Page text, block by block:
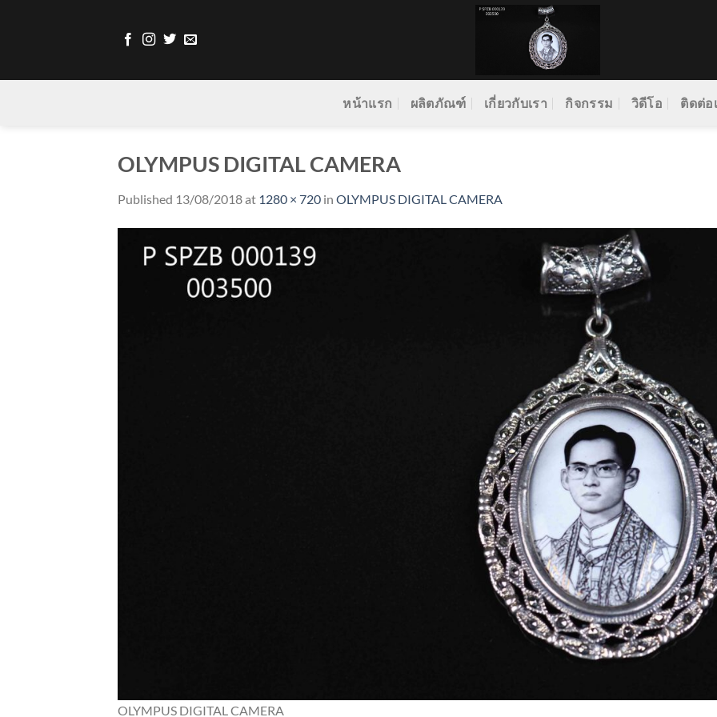
หน้าแรก ผลิตภัณฑ์ เกี่ยวกับเรา กิจกรรม วิดีโอ ติดต่อ
OLYMPUS DIGITAL CAMERA
Published 13/08/2018at 1280 × 720 in OLYMPUS DIGITAL CAMERA
OLYMPUS DIGITAL CAMERA